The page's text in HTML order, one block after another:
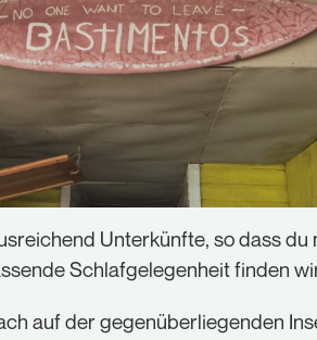
Unterkünfte, so dass du
Schlafgelegenheit finden
auf der gegenüberliegenden